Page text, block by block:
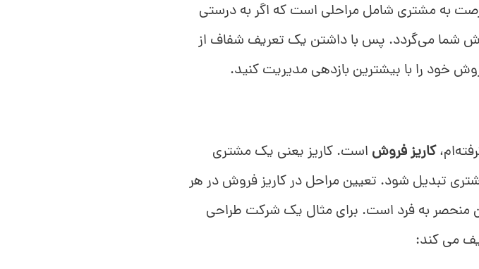
به مشتری شامل مراحلی است که اگر به درستی
به رشد 28 درصدی فروش شما می‌گردد. پس با داشتن یک تعریف شفاف از
خود را با بیشترین بازدهی مدیریت کنید.
کاریز فروش است. کاریز یعنی یک مشتری
تبدیل شود. تعیین مراحل در کاریز فروش در هر
منحصر به فرد است. برای مثال یک شرکت طراحی
می کند: